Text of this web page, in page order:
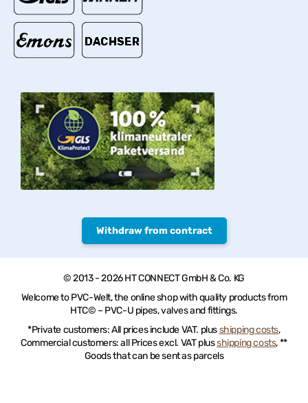
Withdraw from contract
© 2013 - 2026 HT CONNECT GmbH & Co. KG
Welcome to PVC-Welt, the online shop with quality products from
HTC© – PVC-U pipes, valves and fittings.
*Private customers: All prices include VAT. plusshipping costs,
Commercial customers: all Prices excl. VAT plusshipping costs, **
Goods that can be sent as parcels